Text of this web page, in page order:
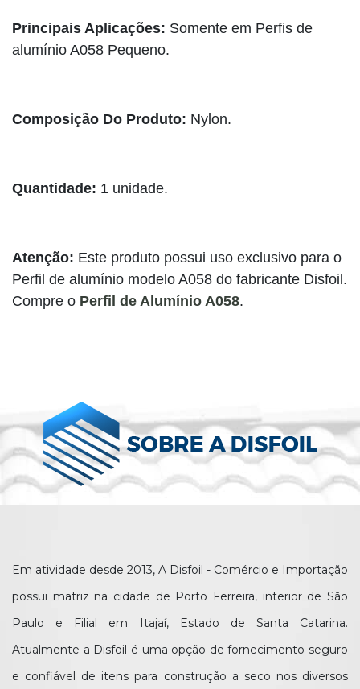
Principais Aplicações: Somente em Perfis de
alumínio A058 Pequeno.
Composição Do Produto: Nylon.
Quantidade: 1 unidade.
Atenção: Este produto possui uso exclusivo para o
Perfil de alumínio modelo A058 do fabricante Disfoil.
Compre o Perfil de Alumínio A058.
Em atividade desde 2013, A Disfoil - Comércio e Importação
possui matriz na cidade de Porto Ferreira, interior de São
Paulo e Filial em Itajaí, Estado de Santa Catarina.
Atualmente a Disfoil é uma opção de fornecimento seguro
e confiável de itens para construção a seco nos diversos